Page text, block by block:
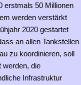
erstmals 50 Millionen
werden verstärkt
2020 gestartet
an allen Tankstellen
zu koordinieren, soll
werden, die
Infrastruktur